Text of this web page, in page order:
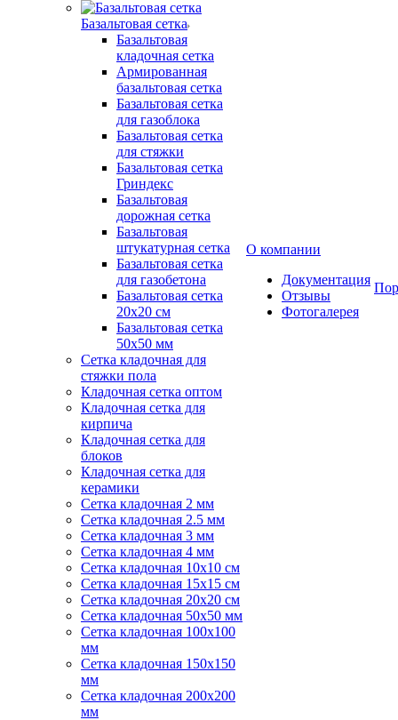
Базальтовая сетка
Базальтовая
кладочная сетка
Армированная
базальтовая сетка
Базальтовая сетка
для газоблока
Базальтовая сетка
для стяжки
Базальтовая сетка
Гриндекс
Базальтовая
дорожная сетка
Базальтовая
штукатурная сетка
Базальтовая сетка
для газобетона
Базальтовая сетка
20x20 см
Базальтовая сетка
50x50 мм
Сетка кладочная для
стяжки пола
Кладочная сетка оптом
Кладочная сетка для
кирпича
Кладочная сетка для
блоков
Кладочная сетка для
керамики
Сетка кладочная 2 мм
Сетка кладочная 2.5 мм
Сетка кладочная 3 мм
Сетка кладочная 4 мм
Сетка кладочная 10x10 см
Сетка кладочная 15x15 см
Сетка кладочная 20x20 см
Сетка кладочная 50x50 мм
Сетка кладочная 100x100
мм
Сетка кладочная 150x150
мм
Сетка кладочная 200x200
мм
О компании
Документация
Отзывы
Фотогалерея